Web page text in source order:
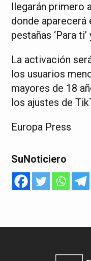
llegarán primero
donde aparecerá
pestañas ‘Para ti’
La activación
los usuarios
mayores de 18
los ajustes de
Europa Press
SuNoticiero